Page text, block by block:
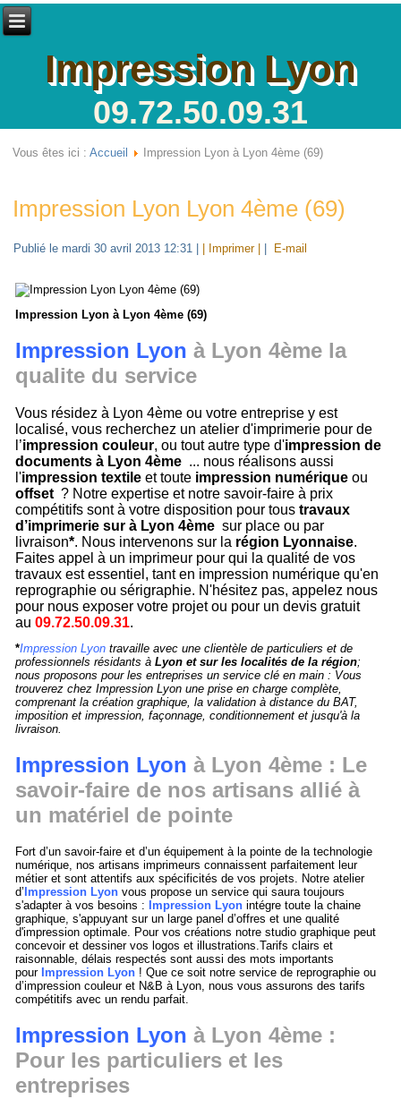
Impression Lyon
09.72.50.09.31
Vous êtes ici :Accueil Impression Lyon à Lyon 4ème (69)
Impression Lyon Lyon 4ème (69)
Publié le mardi 30 avril 2013 12:31 | Imprimer | E-mail
Impression Lyon à Lyon 4ème (69)
Impression Lyon à Lyon 4ème la
qualite du service
Vous résidez à Lyon 4ème ou votre entreprise y est
localisé, vous recherchez un atelier d'imprimerie pour de
l’impression couleur, ou tout autre type d'impression de
documents à Lyon 4ème ... nous réalisons aussi
l'impression textileet toute impression numériqueou
offset ? Notre expertise et notre savoir-faire à prix
compétitifs sont à votre disposition pour toustravaux
d’imprimerie sur à Lyon 4ème sur place ou par
livraison*. Nous intervenons sur la région Lyonnaise.
Faites appel à un imprimeur pour qui la qualité de vos
travaux est essentiel, tant en impression numérique qu'en
reprographie ou sérigraphie. N'hésitez pas, appelez nous
pour nous exposer votre projet ou pour un devis gratuit
au09.72.50.09.31.
*Impression Lyon travaille avec une clientèle de particuliers et de
professionnels résidants àLyon et sur les localités de la région;
nous proposons pour les entreprises un service clé en main : Vous
trouverez chez Impression Lyon une prise en charge complète,
comprenant la création graphique, la validation à distance du BAT,
imposition et impression, façonnage, conditionnement et jusqu'à la
livraison.
Impression Lyon à Lyon 4ème : Le
savoir-faire de nos artisans allié à
un matériel de pointe
Fort d’un savoir-faire et d’un équipement à la pointe de la technologie
numérique, nos artisans imprimeurs connaissent parfaitement leur
métier et sont attentifs aux spécificités de vos projets. Notre atelier
d’ Impression Lyon vous propose un service qui saura toujours
s'adapter à vos besoins : Impression Lyon intégre toute la chaine
graphique, s'appuyant sur un large panel d’offres et une qualité
d'impression optimale. Pour vos créations notre studio graphique peut
concevoir et dessiner vos logos et illustrations.Tarifs clairs et
raisonnable, délais respectés sont aussi des mots importants
pour Impression Lyon ! Que ce soit notre service de reprographie ou
d’impression couleur et N&B à Lyon, nous vous assurons des tarifs
compétitifs avec un rendu parfait.
Impression Lyon à Lyon 4ème :
Pour les particuliers et les
entreprises